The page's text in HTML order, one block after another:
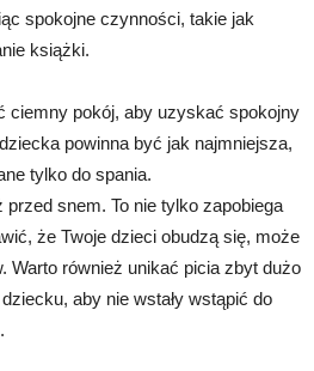
spokojne czynności, takie jak
książki.
ciemny pokój, aby uzyskać spokojny
powinna być jak najmniejsza,
tylko do spania.
przed snem. To nie tylko zapobiega
że Twoje dzieci obudzą się, może
Warto również unikać picia zbyt dużo
aby nie wstały wstąpić do